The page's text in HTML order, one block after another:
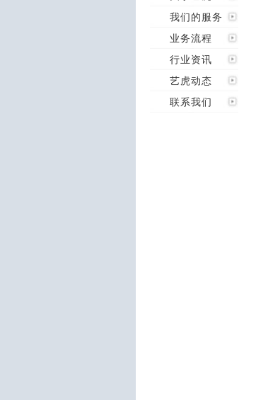
我们的服务
业务流程
行业资讯
艺虎动态
联系我们